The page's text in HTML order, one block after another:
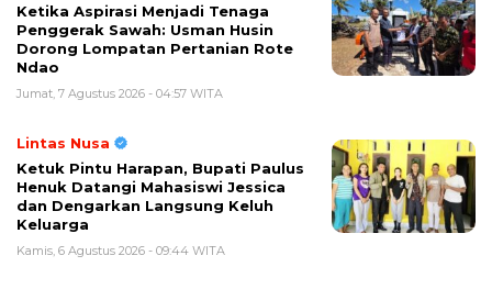
Ketika Aspirasi Menjadi Tenaga
Penggerak Sawah: Usman Husin
Dorong Lompatan Pertanian Rote
Ndao
Jumat, 7 Agustus 2026 - 04:57 WITA
Lintas Nusa
Ketuk Pintu Harapan, Bupati Paulus
Henuk Datangi Mahasiswi Jessica
dan Dengarkan Langsung Keluh
Keluarga
Kamis, 6 Agustus 2026 - 09:44 WITA